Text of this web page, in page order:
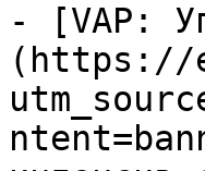
- [VAP:
(https://